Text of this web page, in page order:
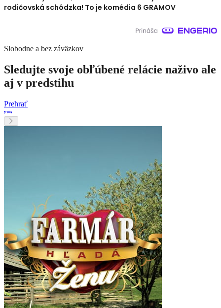
rodičovská schôdzka! To je komédia 6 GRAMOV
Slobodne a bez záväzkov
Sledujte svoje obľúbené relácie naživo ale
aj v predstihu
Prehrať